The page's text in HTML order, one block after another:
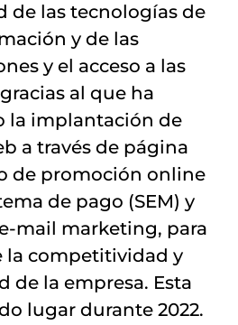
de las tecnologías de
y de las
y el acceso a las
al que ha
la implantación de
a través de página
de promoción online
de pago (SEM) y
mail marketing, para
la competitividad y
de la empresa. Esta
lugar durante 2022.